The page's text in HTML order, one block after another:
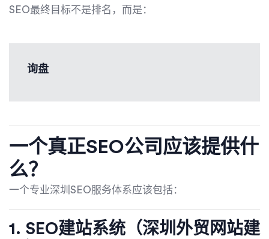
SEO最终目标不是排名，而是：
询盘
一个真正SEO公司应该提供什
么？
一个专业深圳SEO服务体系应该包括：
1. SEO建站系统（深圳外贸网站建